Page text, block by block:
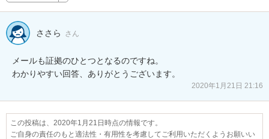
ささら さん
メールも証拠のひとつとなるのですね。
2020年1月21日 21:16
この投稿は、2020年1月21日時点の情報です。
ご自身の責任のもと適法性・有用性を考慮してご利用いただくようお願いい